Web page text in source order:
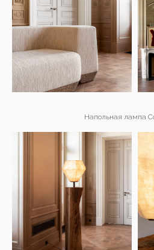
Напольная лампа